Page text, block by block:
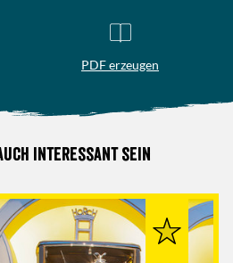
PDF erzeugen
interessant sein